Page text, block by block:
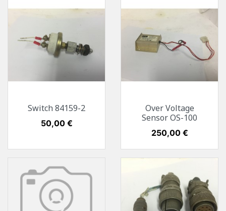
Switch 84159-2
Preis
50,00 €
Over Voltage
Sensor OS-100
Preis
250,00 €